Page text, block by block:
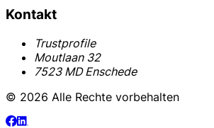
Kontakt
Trustprofile
Moutlaan 32
7523 MD Enschede
© 2026 Alle Rechte vorbehalten